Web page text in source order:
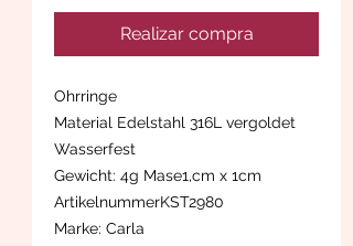
Realizar compra
Ohrringe
Material Edelstahl 316L vergoldet
Wasserfest
Gewicht: 4g Mase1,cm x 1cm
ArtikelnummerKST2980
Marke: Carla